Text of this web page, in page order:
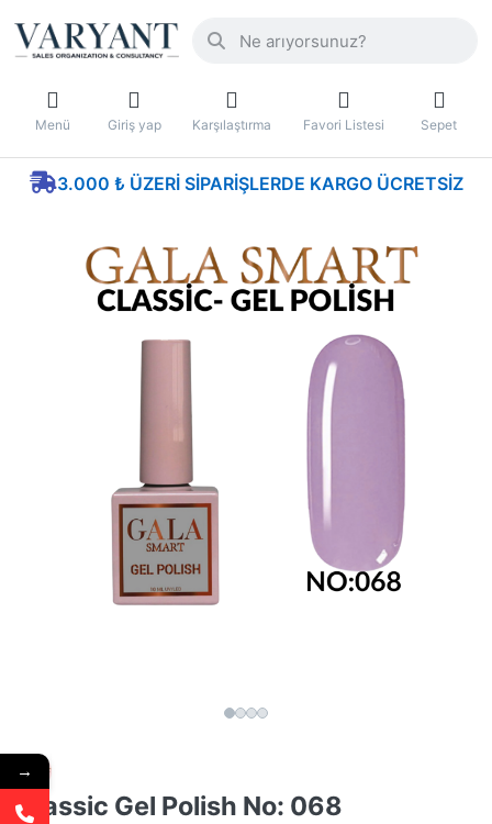
Menü Giriş yap Karşılaştırma Favori Listesi Sepet
3.000 ₺ ÜZERI SIPARIŞLERDE KARGO ÜCRETSIZ
Classic Gel Polish No: 068
→